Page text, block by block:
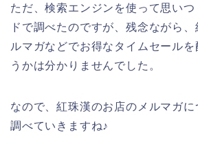
ただ、検索エンジンを使って思い
ドで調べたのですが、残念ながら
ルマガなどでお得なタイムセール
うかは分かりませんでした。
なので、紅珠漢のお店のメルマガに
調べていきますね♪